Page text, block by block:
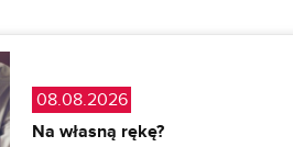
08.08.2026
Na własną rękę?